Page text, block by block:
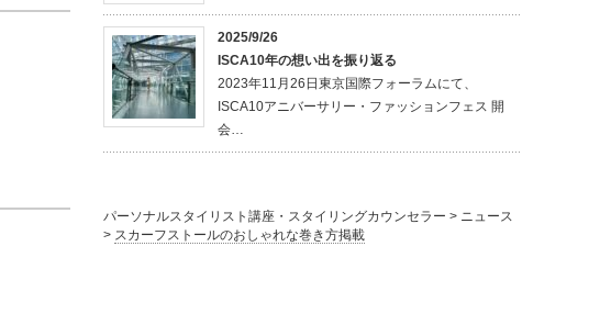
2025/9/26
ISCA10年の想い出を振り返る
2023年11月26日東京国際フォーラムにて、
ISCA10アニバーサリー・ファッションフェス 開
会…
パーソナルスタイリスト講座・スタイリングカウンセラー > ニュース
> スカーフストールのおしゃれな巻き方掲載